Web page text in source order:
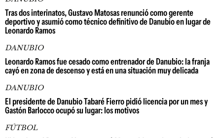
Tras dos interinatos, Gustavo Matosas renunció como gerente
deportivo y asumió como técnico definitivo de Danubio en lugar de
Leonardo Ramos
DANUBIO
Leonardo Ramos fue cesado como entrenador de Danubio: la franja
cayó en zona de descenso y está en una situación muy delicada
DANUBIO
El presidente de Danubio Tabaré Fierro pidió licencia por un mes y
Gastón Barlocco ocupó su lugar: los motivos
FÚTBOL